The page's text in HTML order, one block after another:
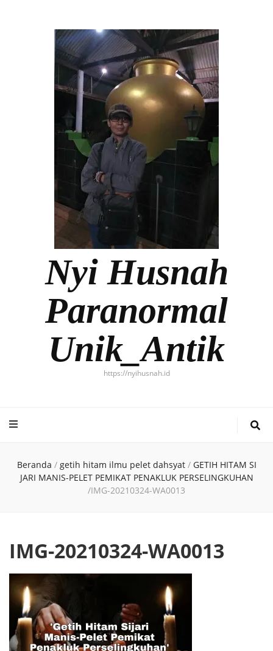
Nyi Husnah
Paranormal
Unik_Antik
https://nyihusnah.id
Beranda / getih hitam ilmu pelet dahsyat / GETIH HITAM SI
JARI MANIS-PELET PEMIKAT PENAKLUK PERSELINGKUHAN
/IMG-20210324-WA0013
IMG-20210324-WA0013